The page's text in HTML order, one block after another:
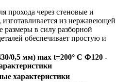
прохода через стеновые и
из нержавеющей
размеры в силу разборной
обеспечивает простую и
0,5 мм) max t=200° C Ф120 -
характеристики